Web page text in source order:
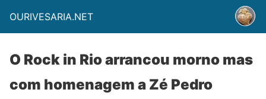
OURIVESARIA.NET
O Rock in Rio arrancou morno mas
com homenagem a Zé Pedro